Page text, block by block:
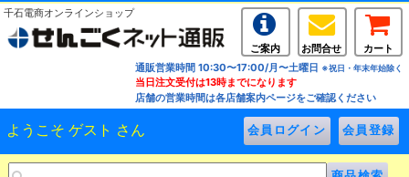
千石電商オンラインショップ
ご案内 お問合せ
カート
通販営業時間 10:30〜17:00/月〜土曜日 ※祝日・年末年始除く
当日注文受付は13時までになります
店舗の営業時間は各店舗案内ページをご確認ください
ようこそ ゲスト さん